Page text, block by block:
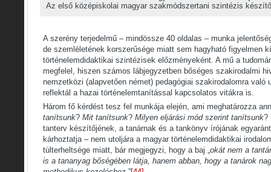
Az első középiskolai magyar szakmódszertani szintézis
A szerény terjedelmű – mindössze 40 oldalas – munka
de szemléletének korszerűsége miatt sem hagyható figyelmen
történelemdidaktikai szintézisek előzményeként. A mű a
megfelel, hiszen számos lábjegyzetben bőséges szakirodalmi
nemzetközi (alapvetően német) pedagógiai szakirodalomra való
reflektál a hazai történelemtanítással kapcsolatos vitákra is.
Három fő kérdést tesz fel munkája elején, ami meghatározza
tanítsunk? Mit tanítsunk? Milyen eljárási mód szerint tanítsunk?
tanterv készítőjének, a tanárnak és a tankönyv írójának
kárhoztatja – nem utoljára a magyar történelemdidaktikai
túlterheltsége miatt, bár megjegyzi, hogy a baj „okát nem a
is a tananyag bőségében látja, hanem abban, hogy a tanárok